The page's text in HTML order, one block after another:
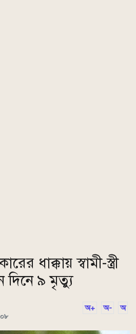
ধাক্কায় স্বামী-স্ত্রী
দিনে ৯ মৃত্যু
অ+ অ- অ